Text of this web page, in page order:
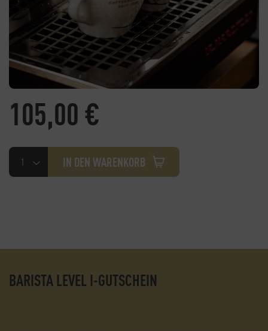
Barista
Level
IN DEN WARENKORB
105,00€
BARISTA LEVEL I-GUTSCHEIN